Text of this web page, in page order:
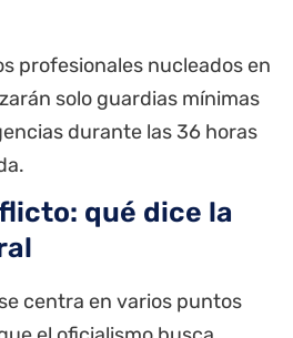
profesionales nucleados en
solo guardias mínimas
durante las 36 horas
qué dice la
centra en varios puntos